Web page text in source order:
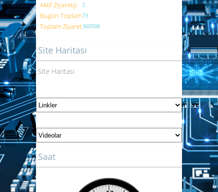
Aktif Ziyaretçi 2
Bugün Toplam73
Toplam Ziyaret360598
Site Haritası
Site Haritası
Saat